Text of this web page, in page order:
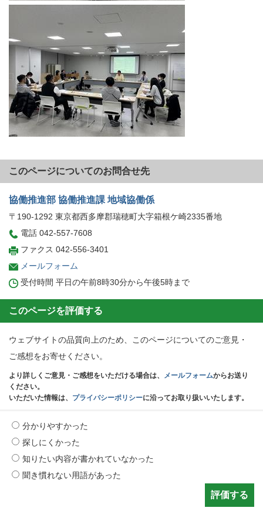
このページについてのお問合せ先
協働推進部 協働推進課 地域協働係
〒190-1292 東京都西多摩郡瑞穂町大字箱根ケ崎2335番地
電話 042-557-7608
ファクス 042-556-3401
メールフォーム
受付時間 平日の午前8時30分から午後5時まで
このページを評価する
ウェブサイトの品質向上のため、このページについてのご意見・
ご感想をお寄せください。
より詳しくご意見・ご感想をいただける場合は、 メールフォームからお送り
ください。
いただいた情報は、 プライバシーポリシーに沿ってお取り扱いいたします。
分かりやすかった
探しにくかった
知りたい内容が書かれていなかった
聞き慣れない用語があった